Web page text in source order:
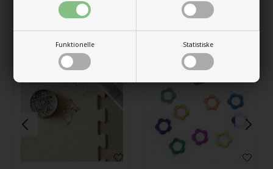
Funktionelle Statistiske
Andre købte også